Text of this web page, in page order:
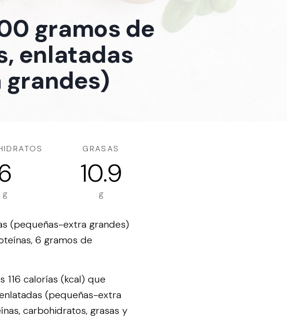
gramos de
enlatadas
g
GRASAS
10.9
g
(pequeñas-extra grandes)
6 gramos de
116 calorías (kcal) que
(pequeñas-extra
carbohidratos, grasas y